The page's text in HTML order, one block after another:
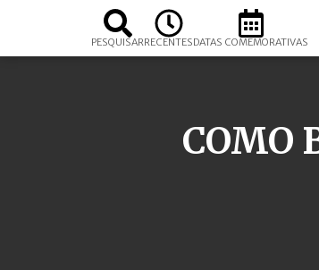
PESQUISARRECENTESDATAS COMEMORATIVAS
COMO